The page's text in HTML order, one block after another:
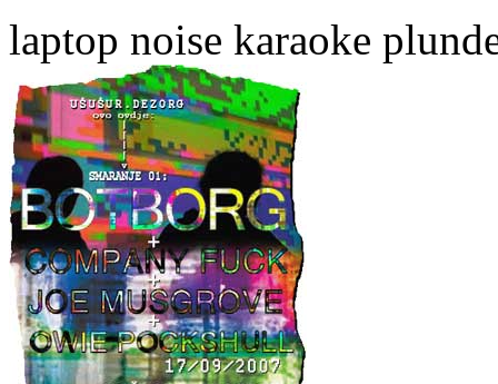
laptop noise karaoke